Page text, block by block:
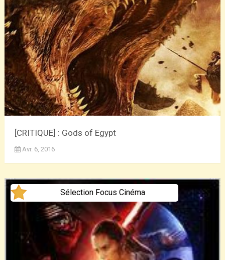
[CRITIQUE] : Gods of Egypt
Avr. 6, 2016
Sélection Focus Cinéma